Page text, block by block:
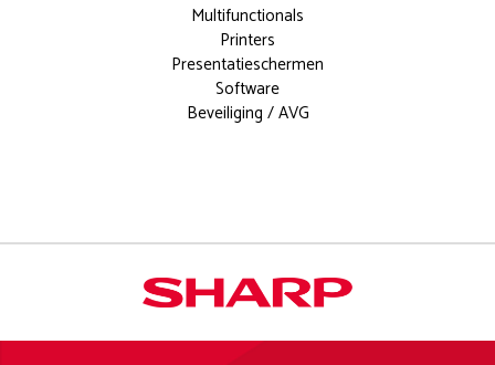
Documentoplossingen voor elk
modern kantoor. Meer weten?
info
Multifunctionals
Printers
Presentatieschermen
Software
Beveiliging / AVG